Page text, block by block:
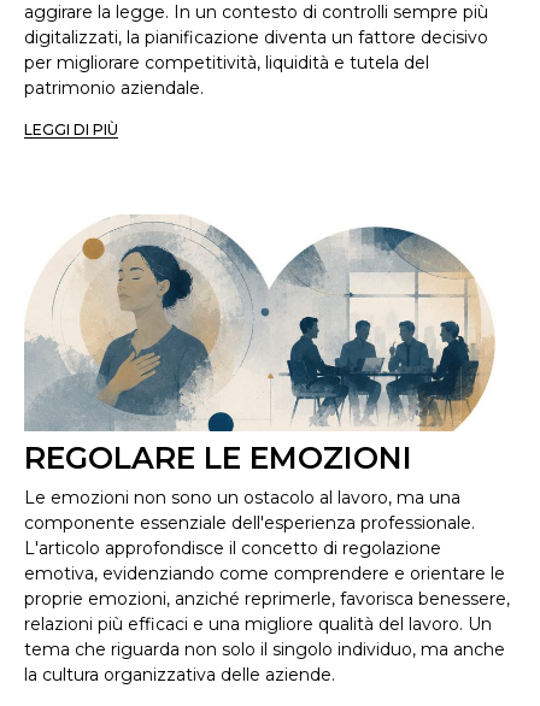
aggirare la legge. In un contesto di controlli sempre più
digitalizzati, la pianificazione diventa un fattore decisivo
per migliorare competitività, liquidità e tutela del
patrimonio aziendale.
LEGGI DI PIÙ
REGOLARE LE EMOZIONI
Le emozioni non sono un ostacolo al lavoro, ma una
componente essenziale dell'esperienza professionale.
L'articolo approfondisce il concetto di regolazione
emotiva, evidenziando come comprendere e orientare le
proprie emozioni, anziché reprimerle, favorisca benessere,
relazioni più efficaci e una migliore qualità del lavoro. Un
tema che riguarda non solo il singolo individuo, ma anche
la cultura organizzativa delle aziende.